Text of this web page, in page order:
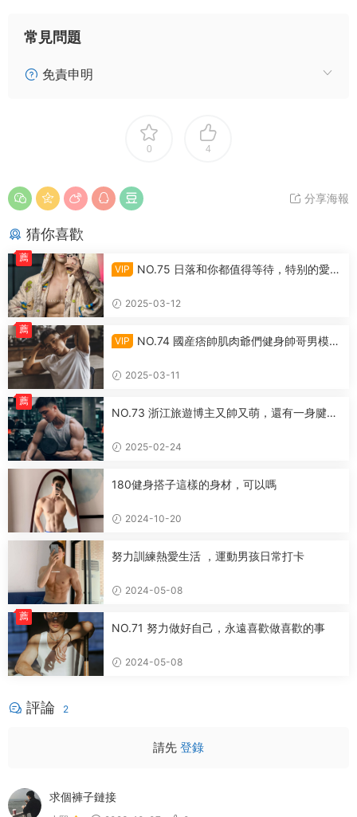
常見問題
免責申明
0 4
分享海報
猜你喜歡
VIP
NO.75 日落和你都值得等待，特别的愛給
2025-03-12
薦
VIP
NO.74 國産痞帥肌肉爺們健身帥哥男模體
2025-03-11
薦
NO.73 浙江旅遊博主又帥又萌，還有一身腱子
2025-02-24
薦
180健身搭子這樣的身材，可以嗎
2024-10-20
努力訓練熱愛生活 ，運動男孩日常打卡
2024-05-08
NO.71 努力做好自己，永遠喜歡做喜歡的事
2024-05-08
薦
評論 2
請先 登錄
求個褲子鏈接